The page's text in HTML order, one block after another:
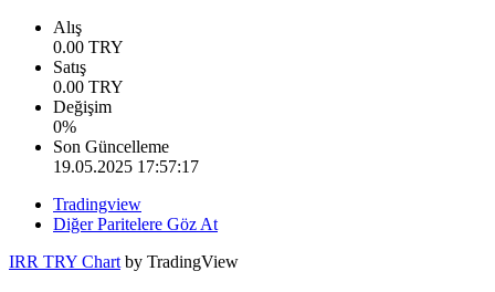
Alış
0.00 TRY
Satış
0.00 TRY
Değişim
0%
Son Güncelleme
19.05.2025 17:57:17
Tradingview
Diğer Paritelere Göz At
IRR TRY Chart by TradingView